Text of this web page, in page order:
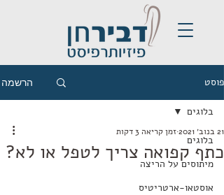
פוסט הרשמה
בלוגים
מיתוסים על הריצה
אוסטאו-ארטריטיס
בלוגים
כתף קפואה צריך לטפל או לא?
21 בנוב׳ 2021 זמן קריאה 3 דקות